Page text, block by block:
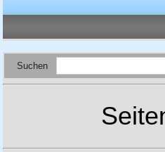
Suchen